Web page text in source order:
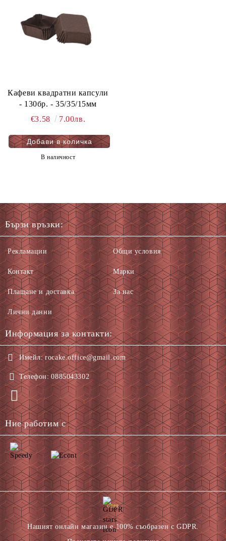
Кафеви квадратни капсули
- 130бр. - 35/35/15мм
€3.58
7.00лв.
В наличност
Бързи връзки:
Рекламации
Контакт
Плащане и доставка
Лични данни
Общи условия
Марки
За нас
Информация за контакти:
Имейл: rocake.office@gmail.com
Телефон: 0885043302
Ние работим с
GDPR
Нашият онлайн магазин е 100% съобразен с GDPR.